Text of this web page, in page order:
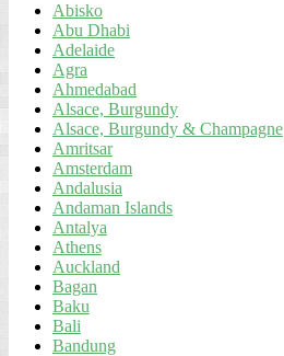
Abisko
Abu Dhabi
Adelaide
Agra
Ahmedabad
Alsace, Burgundy
Alsace, Burgundy & Champagne
Amritsar
Amsterdam
Andalusia
Andaman Islands
Antalya
Athens
Auckland
Bagan
Baku
Bali
Bandung